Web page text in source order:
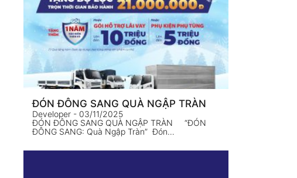
ĐÓN ĐÔNG SANG QUÀ NGẬP TRÀN
Developer - 03/11/2025
ĐÓN ĐÔNG SANG QUÀ NGẬP TRÀN “ĐÓN
ĐÔNG SANG: Quà Ngập Tràn” Đón…